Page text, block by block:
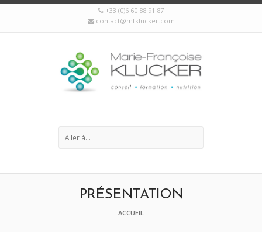
+33 (0)6 60 88 91 87
contact@mfklucker.com
PRÉSENTATION
ACCUEIL